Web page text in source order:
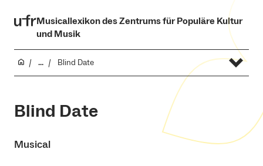
Musicallexikon des Zentrums für Populäre Kultur
und Musik
... Blind Date
Blind Date
Musical